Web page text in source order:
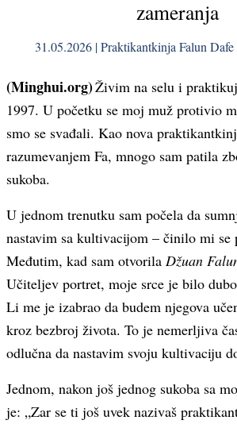
zameranja
31.05.2026 | Praktikantkinja Falun
(Minghui.org)Živim na selu i
1997. U početku se moj muž protivio
smo se svađali. Kao nova
razumevanjem Fa, mnogo sam patila
sukoba.
U jednom trenutku sam počela da
nastavim sa kultivacijom – činilo mi se
Međutim, kad sam otvorila Džuan
Učiteljev portret, moje srce je bilo
Li me je izabrao da budem njegova
kroz bezbroj života. To je nemerljiva
odlučna da nastavim svoju kultivaciju
Jednom, nakon još jednog sukoba sa
je: „Zar se ti još uvek nazivaš